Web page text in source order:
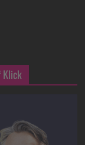
Klick